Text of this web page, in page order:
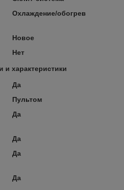
Охлаждение/обогрев
Новое
Нет
характеристики
Да
Пультом
Да
Да
Да
Да